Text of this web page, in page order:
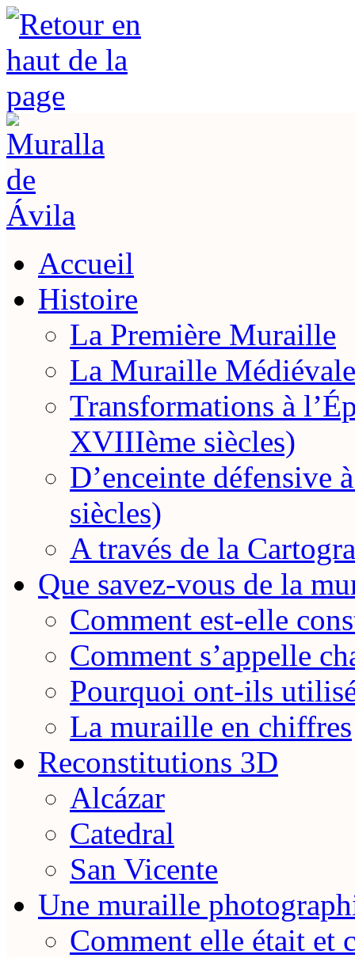
Accueil
Histoire
La Première Muraille
La Muraille
Transformations à
XVIIIème siècles)
D’enceinte défensive
siècles)
A través de la
Que savez-vous de la
Comment est-elle
Comment s’appelle
Pourquoi ont-ils
La muraille en chiffres
Reconstitutions 3D
Alcázar
Catedral
San Vicente
Une muraille
Comment elle était et